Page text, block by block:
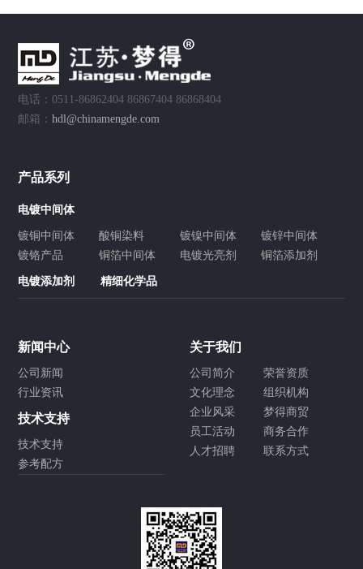
电话：0511-86862404 86867404 86868404
邮箱：hdl@chinamengde.com
产品系列
电镀中间体
镀铜中间体 酸铜染料 镀镍中间体
镀锌中间体
镀铬产品
铜箔中间体 电镀光亮剂 铜箔添加剂
电镀添加剂 精细化学品
新闻中心
公司新闻
行业资讯
技术支持
技术支持
参考配方
关于我们
公司简介
荣誉资质
文化理念
组织机构
企业风采
梦得商贸
员工活动
商务合作
人才招聘
联系方式